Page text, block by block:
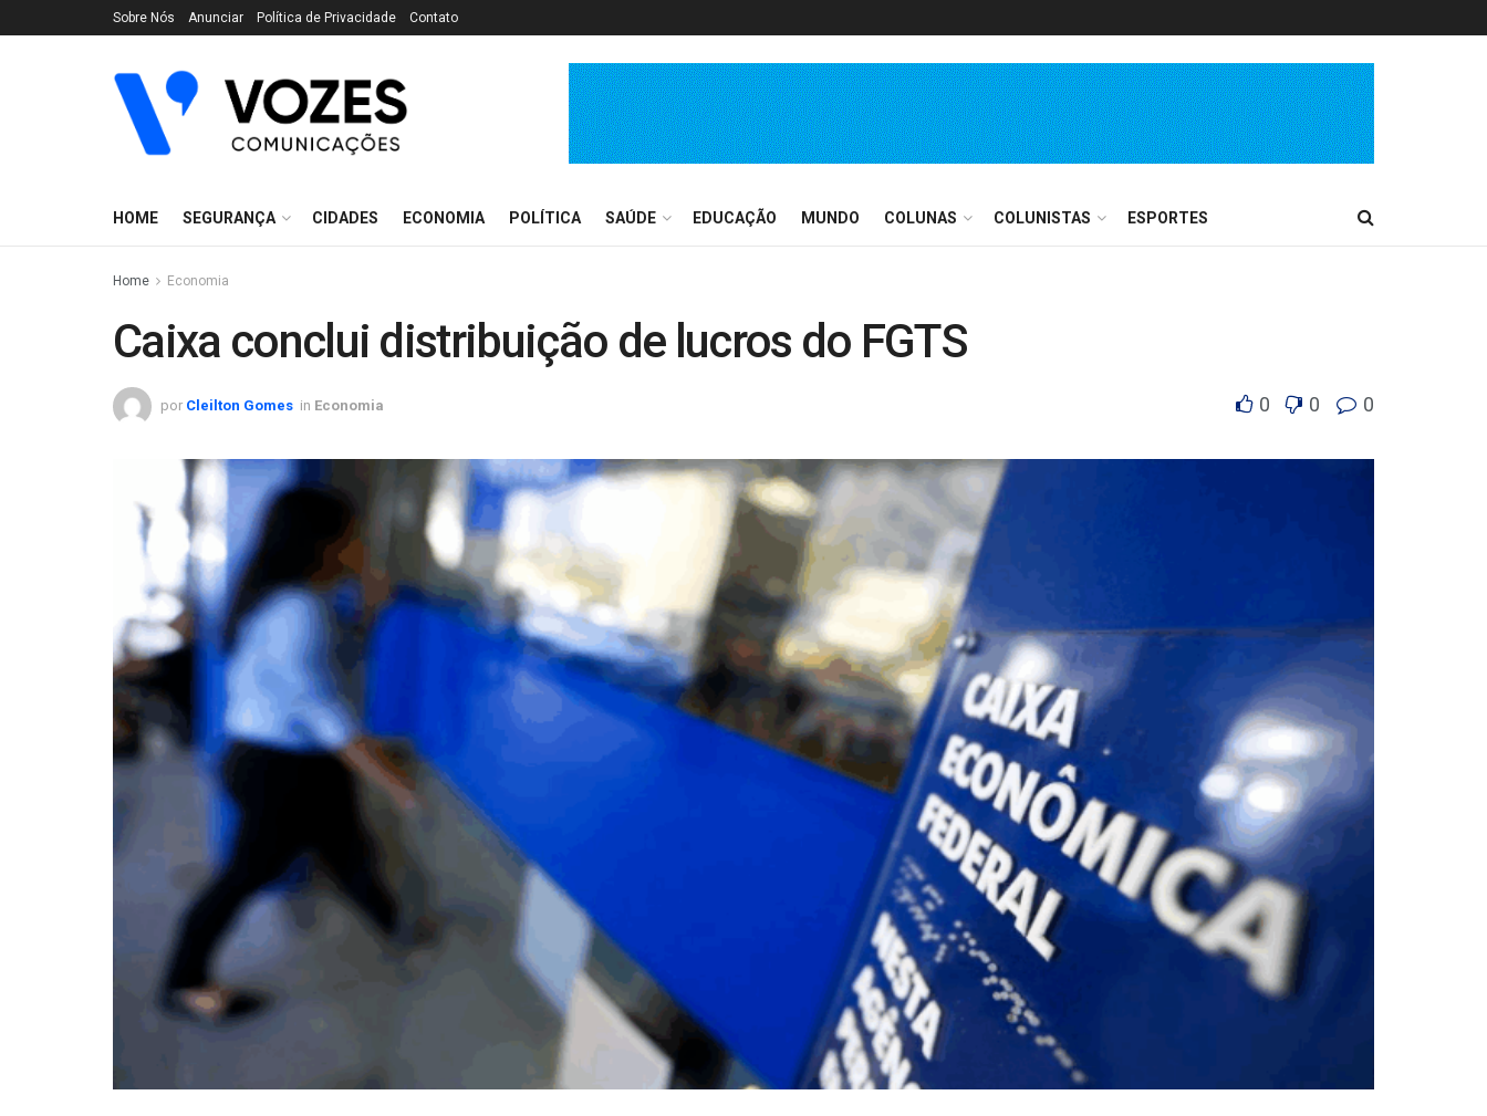
Sobre Nós Anunciar Política de Privacidade Contato
HOME SEGURANÇA CIDADES ECONOMIA POLÍTICA SAÚDE EDUCAÇÃO MUNDO COLUNAS COLUNISTAS ESPORTES
Home Economia
Caixa conclui distribuição de lucros do FGTS
por Cleilton Gomes in Economia 0 0 0